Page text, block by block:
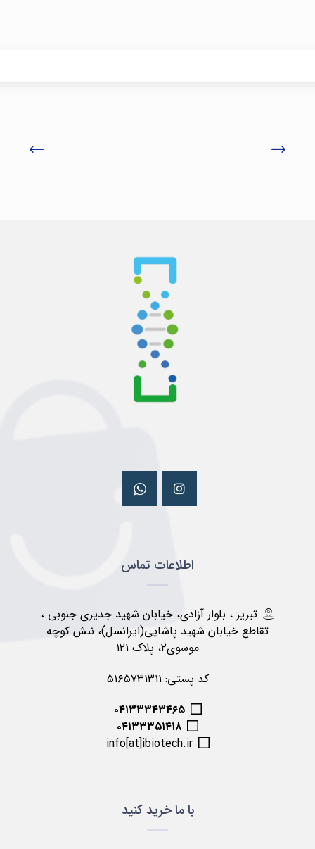
اطلاعات تماس
تبریز ، بلوار آزادی، خیابان شهید جدیری جنوبی ،
تقاطع خیابان شهید پاشایی(ایرانسل)، نبش کوچه
موسوی۲، پلاک ۱۲۱
کد پستی: ۵۱۶۵۷۳۱۳۱۱
۰۴۱۳۳۳۴۳۴۶۵
۰۴۱۳۳۳۵۱۴۱۸
info[at]ibiotech.ir
با ما خرید کنید